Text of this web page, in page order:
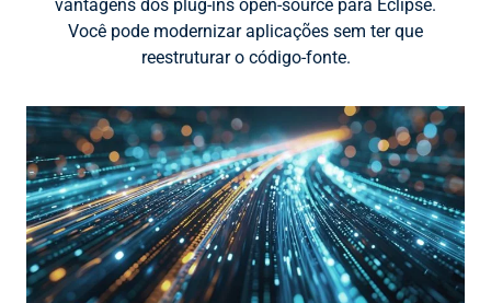
vantagens dos plug-ins open-source para Eclipse.
Você pode modernizar aplicações sem ter que
reestruturar o código-fonte.